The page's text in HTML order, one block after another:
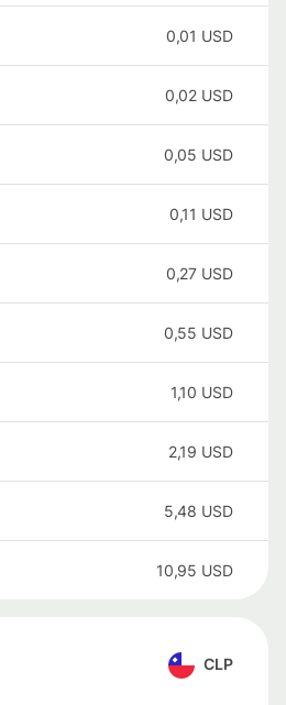
0,01 USD
0,02 USD
0,05 USD
0,11 USD
0,27 USD
0,55 USD
1,10 USD
2,19 USD
5,48 USD
10,95 USD
CLP